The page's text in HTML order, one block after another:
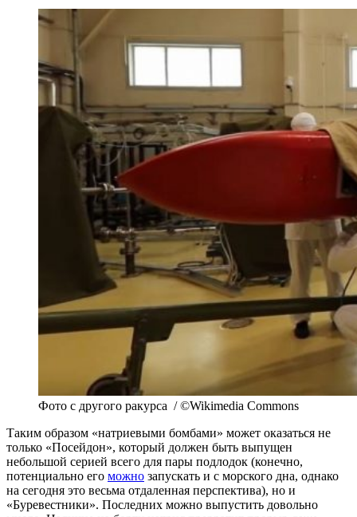
Фото с другого ракурса / ©Wikimedia Commons
Таким образом «натриевыми бомбами» может оказаться не
только «Посейдон», который должен быть выпущен
небольшой серией всего для пары подлодок (конечно,
потенциально его можно запускать и с морского дна, однако
на сегодня это весьма отдаленная перспектива), но и
«Буревестники». Последних можно выпустить довольно